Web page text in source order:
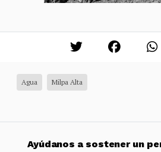
Agua Milpa Alta
Ayúdanos a sostener un